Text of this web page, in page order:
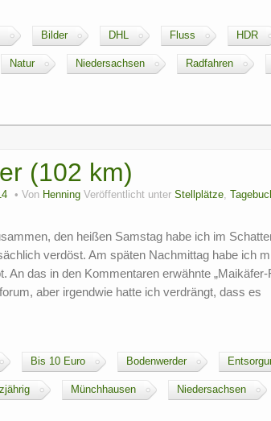
Bilder DHL Fluss HDR
Natur Niedersachsen Radfahren
(102 km)
Von Henning Veröffentlicht unter Stellplätze,
den heißen Samstag habe ich im
verdöst. Am späten Nachmittag habe ich
An das in den Kommentaren erwähnte „Maikäfer-
aber irgendwie hatte ich verdrängt, dass es
Bis 10 Euro Bodenwerder
Münchhausen Niedersachsen